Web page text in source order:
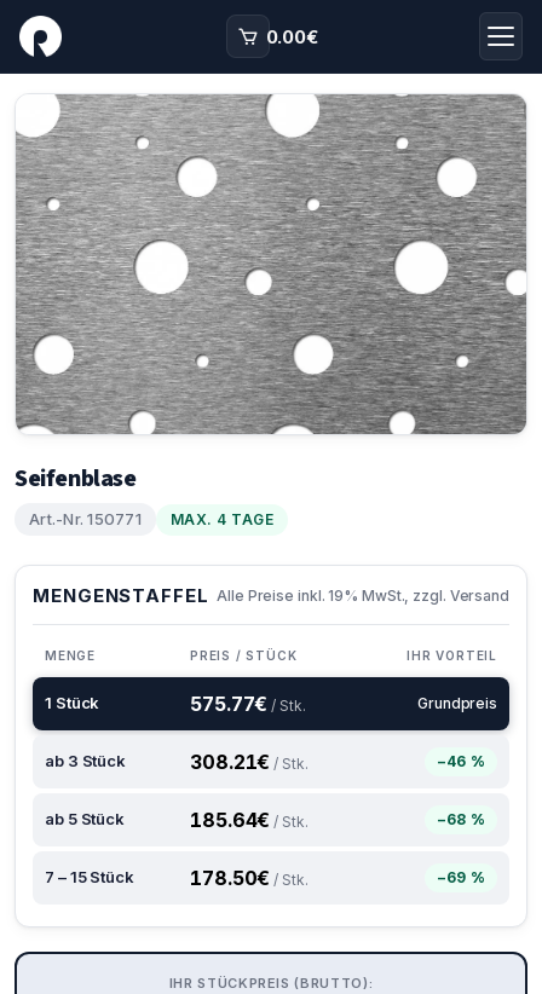
0.00€
Seifenblase
Art.-Nr. 150771 MAX. 4 TAGE
MENGENSTAFFEL Alle Preise inkl. 19% MwSt., zzgl. Versand
MENGE PREIS / STÜCK IHR VORTEIL
1 Stück 575.77€ / Stk. Grundpreis
ab 3 Stück 308.21€ / Stk. −46 %
ab 5 Stück 185.64€ / Stk. −68 %
7 – 15 Stück 178.50€ / Stk. −69 %
IHR STÜCKPREIS (BRUTTO):